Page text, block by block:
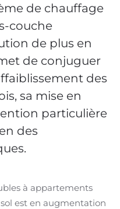
de chauffage
couche
de plus en
de conjuguer
des
sa mise en
particulière
des
à appartements
est en augmentation